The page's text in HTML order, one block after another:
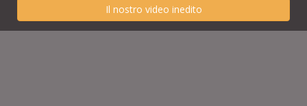
Il nostro video inedito